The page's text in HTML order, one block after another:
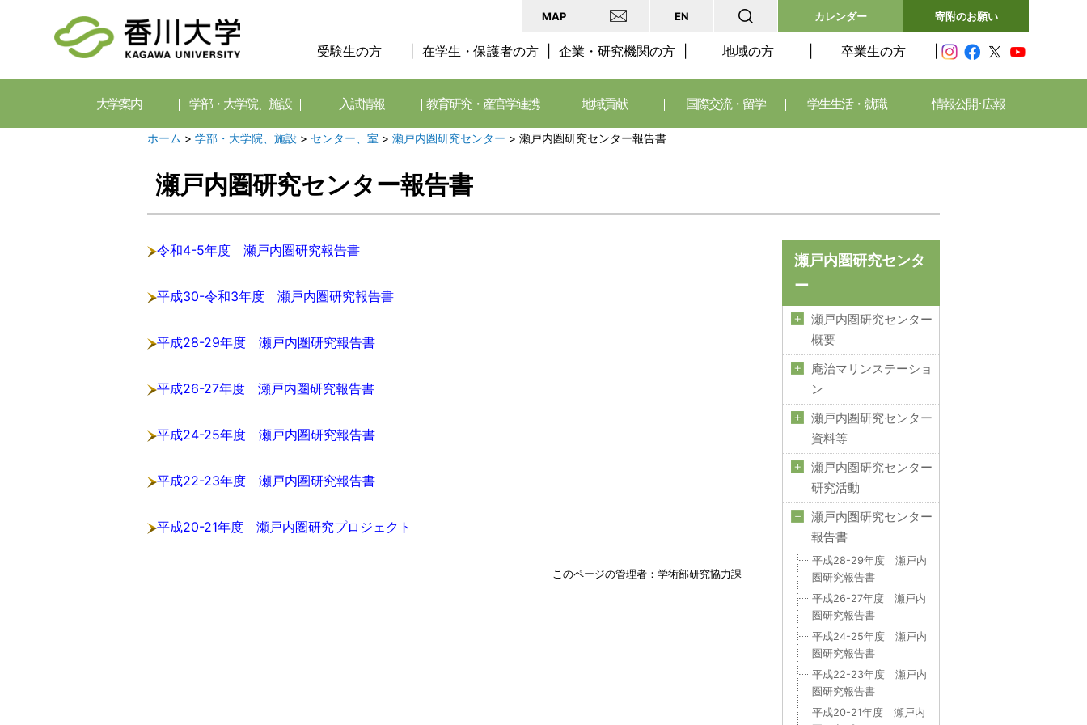
MAP EN カレンダー 寄附のお願い
受験生の方 在学生・保護者の方 企業・研究機関の方 地域の方 卒業生の方
大学案内 学部・大学院、施設 入試情報 教育研究・産官学連携 地域貢献 国際交流・留学 学生生活・就職 情報公開･広報
ホーム > 学部・大学院、施設 > センター、室 > 瀬戸内圏研究センター > 瀬戸内圏研究センター報告書
瀬戸内圏研究センター報告書
令和4-5年度 瀬戸内圏研究報告書
平成30-令和3年度 瀬戸内圏研究報告書
平成28-29年度 瀬戸内圏研究報告書
平成26-27年度 瀬戸内圏研究報告書
平成24-25年度 瀬戸内圏研究報告書
平成22-23年度 瀬戸内圏研究報告書
平成20-21年度 瀬戸内圏研究プロジェクト
このページの管理者：学術部研究協力課
瀬戸内圏研究センタ
ー
瀬戸内圏研究センター
概要
庵治マリンステーショ
ン
瀬戸内圏研究センター
資料等
瀬戸内圏研究センター
研究活動
瀬戸内圏研究センター
報告書
平成28-29年度 瀬戸内
圏研究報告書
平成26-27年度 瀬戸内
圏研究報告書
平成24-25年度 瀬戸内
圏研究報告書
平成22-23年度 瀬戸内
圏研究報告書
平成20-21年度 瀬戸内